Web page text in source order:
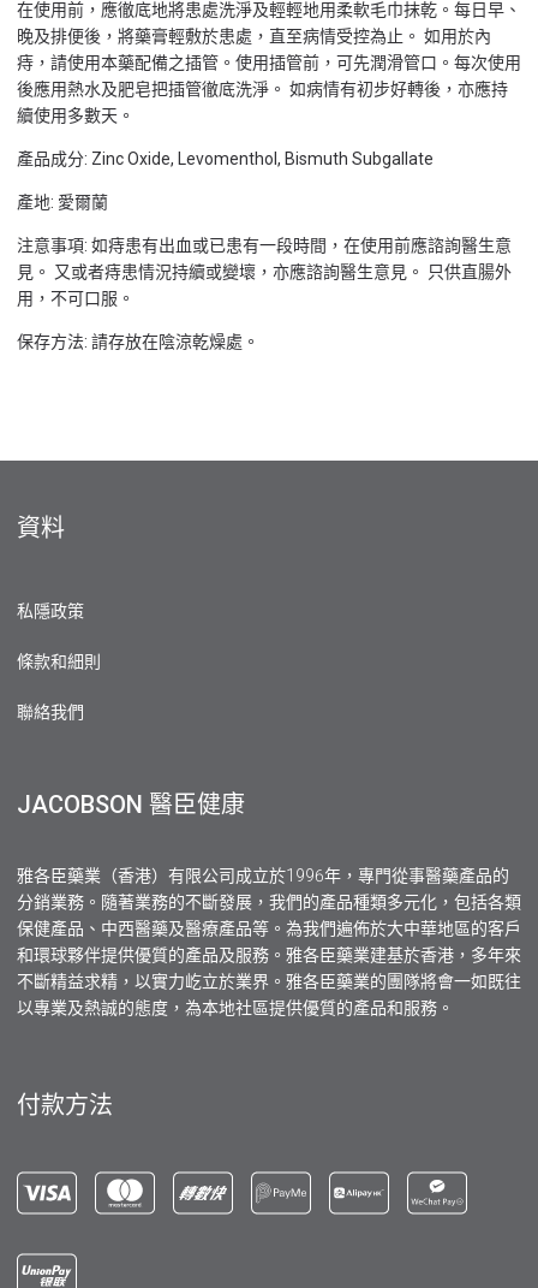
在使用前，應徹底地將患處洗淨及輕輕地用柔軟毛巾抹乾。每日早、
晚及排便後，將藥膏輕敷於患處，直至病情受控為止。 如用於內
痔，請使用本藥配備之插管。使用插管前，可先潤滑管口。每次使用
後應用熱水及肥皂把插管徹底洗淨。 如病情有初步好轉後，亦應持
續使用多數天。
產品成分: Zinc Oxide, Levomenthol, Bismuth Subgallate
產地: 愛爾蘭
注意事項: 如痔患有出血或已患有一段時間，在使用前應諮詢醫生意
見。 又或者痔患情況持續或變壞，亦應諮詢醫生意見。 只供直腸外
用，不可口服。
保存方法: 請存放在陰涼乾燥處。
資料
私隱政策
條款和細則
聯絡我們
JACOBSON 醫臣健康
雅各臣藥業（香港）有限公司成立於1996年，專門從事醫藥產品的
分銷業務。隨著業務的不斷發展，我們的產品種類多元化，包括各類
保健產品、中西醫藥及醫療產品等。為我們遍佈於大中華地區的客戶
和環球夥伴提供優質的產品及服務。雅各臣藥業建基於香港，多年來
不斷精益求精，以實力屹立於業界。雅各臣藥業的團隊將會一如既往
以專業及熱誠的態度，為本地社區提供優質的產品和服務。
付款方法